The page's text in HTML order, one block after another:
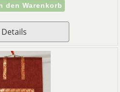
Details